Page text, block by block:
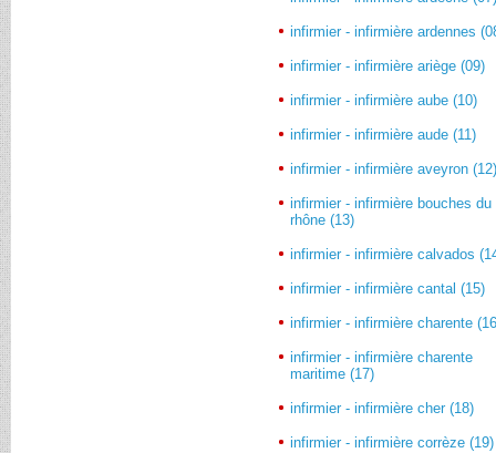
infirmier - infirmière ardennes
infirmier - infirmière ariège (09)
infirmier - infirmière aube (10)
infirmier - infirmière aude (11)
infirmier - infirmière aveyron
infirmier - infirmière bouches du
rhône (13)
infirmier - infirmière calvados
infirmier - infirmière cantal (15)
infirmier - infirmière charente
infirmier - infirmière charente
maritime (17)
infirmier - infirmière cher (18)
infirmier - infirmière corrèze (19)